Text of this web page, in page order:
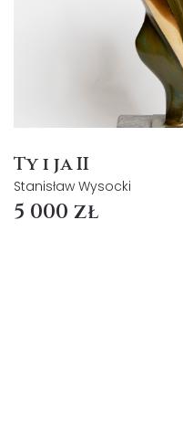
Ty i ja II
Stanisław Wysocki
5 000 zł